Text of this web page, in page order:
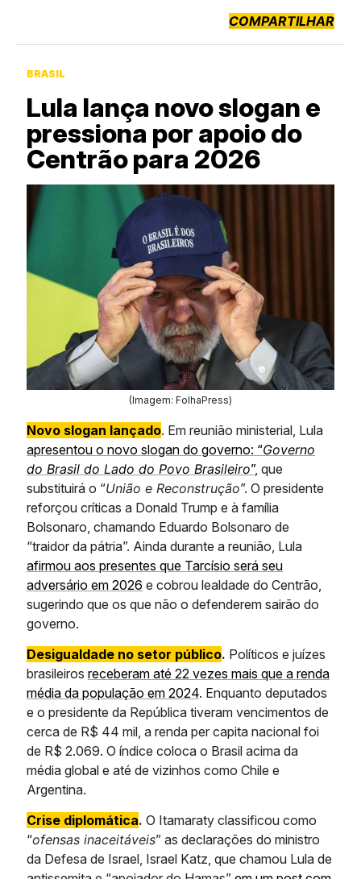
COMPARTILHAR
BRASIL
Lula lança novo slogan e
pressiona por apoio do
Centrão para 2026
(Imagem: FolhaPress)
Novo slogan lançado. Em reunião ministerial, Lula
apresentou o novo slogan do governo: “Governo
do Brasil do Lado do Povo Brasileiro”, que
substituirá o “União e Reconstrução”. O presidente
reforçou críticas a Donald Trump e à família
Bolsonaro, chamando Eduardo Bolsonaro de
“traidor da pátria”. Ainda durante a reunião, Lula
afirmou aos presentes que Tarcísio será seu
adversário em 2026 e cobrou lealdade do Centrão,
sugerindo que os que não o defenderem sairão do
governo.
Desigualdade no setor público. Políticos e juízes
brasileiros receberam até 22 vezes mais que a renda
média da população em 2024. Enquanto deputados
e o presidente da República tiveram vencimentos de
cerca de R$ 44 mil, a renda per capita nacional foi
de R$ 2.069. O índice coloca o Brasil acima da
média global e até de vizinhos como Chile e
Argentina.
Crise diplomática. O Itamaraty classificou como
“ofensas inaceitáveis” as declarações do ministro
da Defesa de Israel, Israel Katz, que chamou Lula de